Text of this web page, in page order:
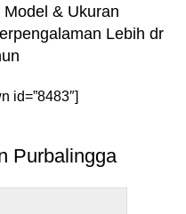
& Ukuran
Lebih dr
id=”8483″]
Purbalingga